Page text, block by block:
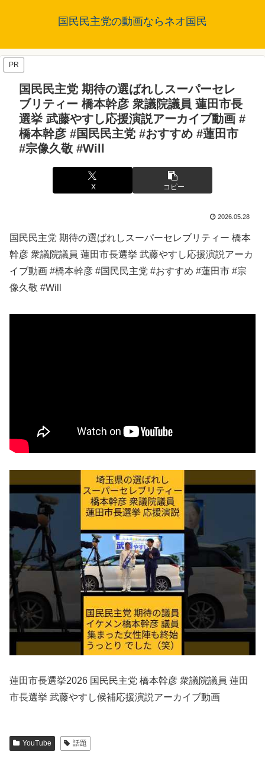
国民民主党の動画ならネオ国民
PR
国民民主党 期待の選ばれしスーパーセレ
ブリティー 橋本幹彦 衆議院議員 蓮田市長
選挙 武藤やすし応援演説アーカイブ動画 #
橋本幹彦 #国民民主党 #おすすめ #蓮田市
#宗像久敬 #Will
X コピー
2026.05.28
国民民主党 期待の選ばれしスーパーセレブリティー 橋本
幹彦 衆議院議員 蓮田市長選挙 武藤やすし応援演説アーカ
イブ動画 #橋本幹彦 #国民民主党 #おすすめ #蓮田市 #宗
像久敬 #Will
蓮田市長選挙2026 国民民主党 橋本幹彦 衆議院議員 蓮田
市長選挙 武藤やすし候補応援演説アーカイブ動画
YouTube 話題